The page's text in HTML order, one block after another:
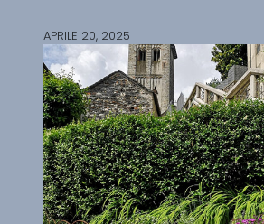
APRILE 20, 2025